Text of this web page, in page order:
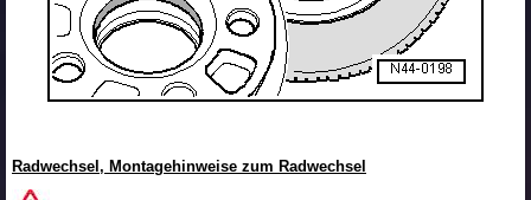
Radwechsel, Montagehinweise zum Radwechsel